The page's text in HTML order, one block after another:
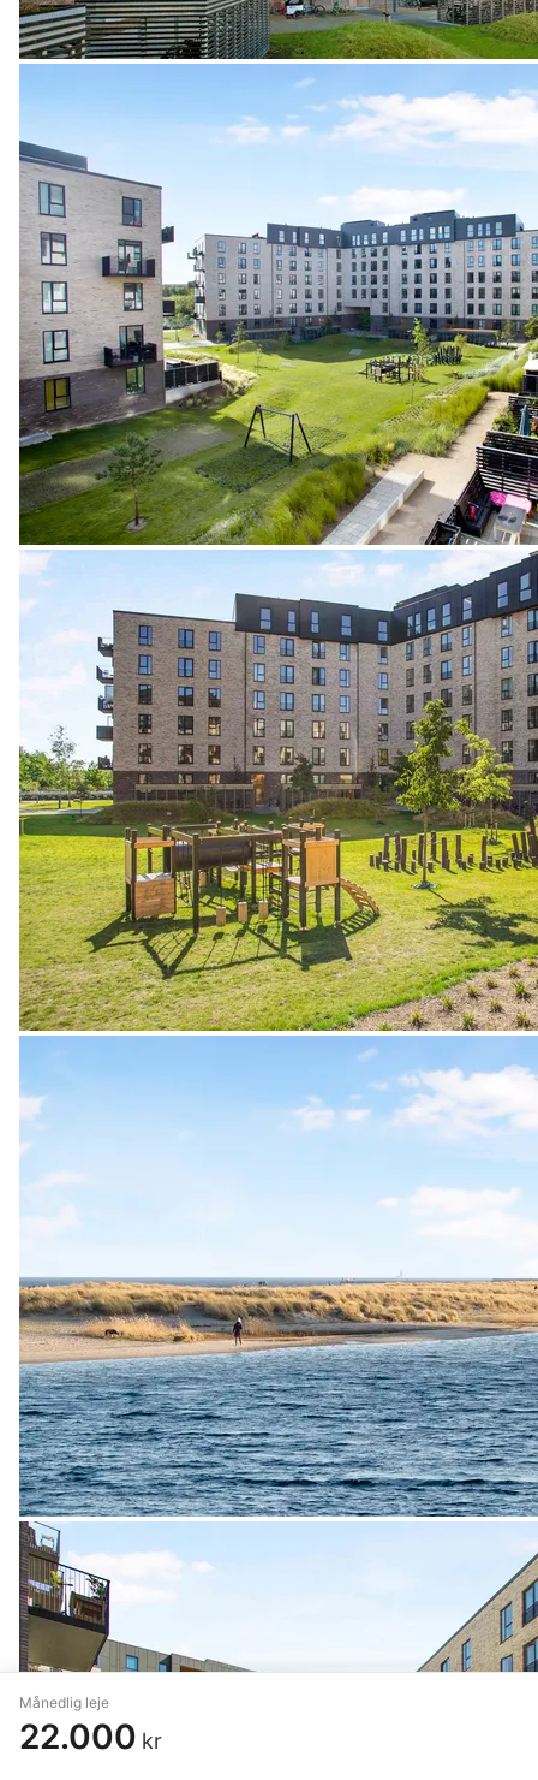
Månedlig leje
22.000 kr